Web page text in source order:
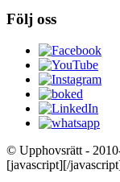
Följ oss
© Upphovsrätt -
[javascript][/